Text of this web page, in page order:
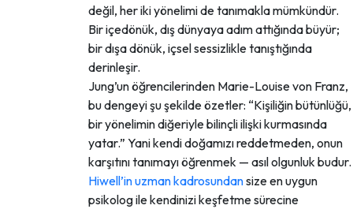
değil, her iki yönelimi de tanımakla mümkündür.
Bir içedönük, dış dünyaya adım attığında büyür;
bir dışa dönük, içsel sessizlikle tanıştığında
derinleşir.
Jung’un öğrencilerinden Marie-Louise von Franz,
bu dengeyi şu şekilde özetler: “Kişiliğin bütünlüğü,
bir yönelimin diğeriyle bilinçli ilişki kurmasında
yatar.” Yani kendi doğamızı reddetmeden, onun
karşıtını tanımayı öğrenmek — asıl olgunluk budur.
Hiwell’in uzman kadrosundansize en uygun
psikolog ile kendinizi keşfetme sürecine